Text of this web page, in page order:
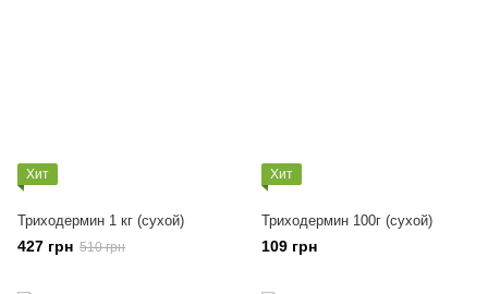
Хит
Триходермин 1 кг (сухой)
427 грн 510 грн
Хит
Триходермин 100г (сухой)
109 грн